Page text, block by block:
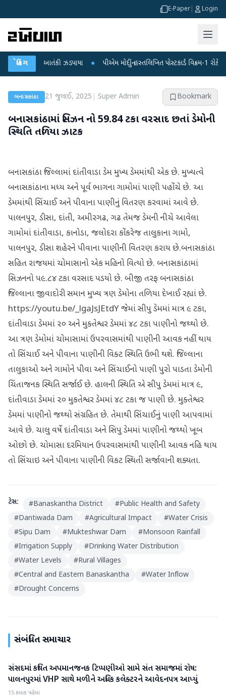
E-Paper Login
બ્રેકિંગ
આતંકી ઝડપાયા ● પીએમ મોદીનું હસ્તલિખિત પોસ્ટકાર્ડ વિક્રમ-1 રોકેટમાં
બનાસકાંઠા 21 જુલાઈ, 2025 Super Admin Bookmark
બનાસકાંઠામાં સિઝન નો 59.84 ટકા વરસાદ છતાં ડેમોની
સ્થિતિ તળિયા ઝાટક
બનાસકાંઠા જિલ્લામાં દાંતીવાડા ડેમ મુખ્ય ડેમમાંથી એક છે. મુખ્યત્વે
બનાસકાંઠાના મધ્ય અને પૂર્વ ભાગના ગામોમાં પાણી પહોંચે છે. આ
ડેમમાંથી સિંચાઈ અને પીવાના પાણીનું વિતરણ કરવામાં આવે છે.
પાલનપુર, ડીસા, દાંતી, અમીરગઢ, ગઢ તેમજ ડેમની નીચે આવેલા
ગામોમાં દાંતીવાડા, કાનોડા, જલોદરા કોંકરેજ તાલુકાના ગામો,
પાલનપુર, ડીસા શહેરને પીવાના પાણીની વિતરણ કરાય છે.બનાસકાંઠા
સહિત રાજયમાં ચોમાસાનો એક મહિનો વિત્યો છે. બનાસકાંઠામાં
સિઝનનો ૫૯.૮૪ ટકા વરસાદ પડયો છે. બીજી તરફ બનાસકાંઠા
જિલ્લાના જીવાદોરી સમાન મુખ્ય ત્રણ ડેમોના તળિયા દેખાઈ રહ્યાં છે.
https://youtu.be/_lgaJsJEtdY જેમાં સીપુ ડેમમાં માત્ર ૯ ટકા,
દાંતીવાડા ડેમમાં ૨૦ અને મુક્તેશ્વર ડેમમાં ૪૮ ટકા પાણીનો જથ્થો છે.
આ ત્રણ ડેમોમાં ચોમાસામાં ઉપરવાસમાંથી પાણીની આવક નહીં થાય
તો સિંચાઈ અને પીવાના પાણીની વિક્ટ સ્થિતિ ઉભી થશે. જિલ્લાના
તાલુકાઓ અને ગામોને પીવા અને સિંચાઈનો પાણી પુરો પાડતા ડેમોની
ચિંતાજનક સ્થિતિ સર્જાઈ છે. હાલની સ્થિતિ એ સીપુ ડેમમાં માત્ર ૯,
દાંતીવાડા ડેમમાં ૨૦ મુકતેશ્વર ડેમમાં ૪૮ ટકા જ પાણી છે. મુક્તેશ્વર
ડેમમાં પાણીનો જથ્થો સંગ્રહિત છે. તેમાથી સિંચાઈનું પાણી આપવામાં
આવે છે. ચાલુ વર્ષે દાંતીવાડા અને સિપુ ડેમમાં પાણીનો જથ્થો ખૂબ
ઓછો છે. ચોમાસા દરમિયાન ઉપરવાસમાંથી પાણીની આવક નહિ થાય
તો સિંચાઇ અને પીવાના પાણીની વિકટ સ્થિતી સર્જાવાની શક્યતા.
ટેગ્સ: #Banaskantha District #Public Health and Safety
#Dantiwada Dam #Agricultural Impact #Water Crisis
#Sipu Dam #Mukteshwar Dam #Monsoon Rainfall
#Irrigation Supply #Drinking Water Distribution
#Water Levels #Rural Villages
#Central and Eastern Banaskantha #Water Inflow
#Drought Concerns
સંબંધિત સમાચાર
બનાસકાંઠા
સંસદમાં કથિત અપમાનજનક ટિપ્પણીઓ સામે સંત સમાજમાં રોષ:
પાલનપુરમાં VHP સાથે મળીને અધિક કલેક્ટરને આવેદનપત્ર આપ્યું
15 કલાક પહેલા